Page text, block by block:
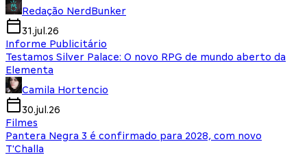
Redação NerdBunker
31.jul.26
Informe Publicitário
Testamos Silver Palace: O novo RPG de mundo aberto da
Elementa
Camila Hortencio
30.jul.26
Filmes
Pantera Negra 3 é confirmado para 2028, com novo
T'Challa